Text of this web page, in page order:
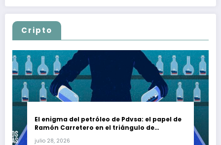
Cripto
El enigma del petróleo de Pdvsa: el papel de
Ramón Carretero en el triángulo de
julio 28, 2026